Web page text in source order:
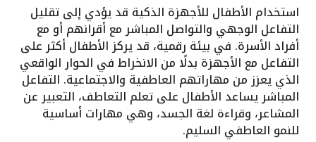
استخدام الأطفال للأجهزة الذكية قد يؤدي إلى تقليل
التفاعل الوجهي والتواصل المباشر مع أقرانهم أو مع
أفراد الأسرة. في بيئة رقمية، قد يركز الأطفال أكثر على
التفاعل مع الأجهزة بدلًا من الانخراط في الحوار الواقعي
الذي يعزز من مهاراتهم العاطفية والاجتماعية. التفاعل
المباشر يساعد الأطفال على تعلم التعاطف، التعبير عن
المشاعر، وقراءة لغة الجسد، وهي مهارات أساسية
للنمو العاطفي السليم.